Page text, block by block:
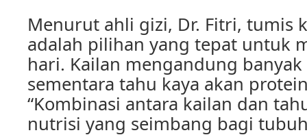
Menurut ahli gizi, Dr. Fitri, tumis
adalah pilihan yang tepat untuk
hari. Kailan mengandung
sementara tahu kaya akan
“Kombinasi antara kailan dan
nutrisi yang seimbang bagi